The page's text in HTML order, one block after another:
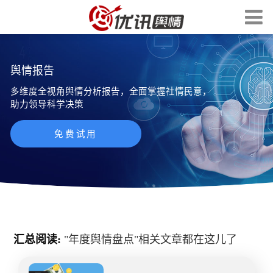
舆情报告
多维度全视角舆情分析报告，全面掌握社情民意，
助力领导科学决策
免费试用
汇总阅读: "年度舆情盘点"相关文章都在这儿了